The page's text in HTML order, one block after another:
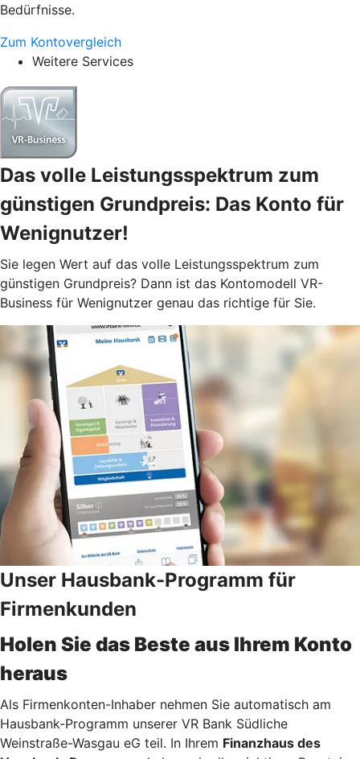
Bedürfnisse.
Zum Kontovergleich
Weitere Services
Das volle Leistungsspektrum zum
günstigen Grundpreis: Das Konto für
Wenignutzer!
Sie legen Wert auf das volle Leistungsspektrum zum
günstigen Grundpreis? Dann ist das Kontomodell VR-
Business für Wenignutzer genau das richtige für Sie.
Unser Hausbank-Programm für
Firmenkunden
Holen Sie das Beste aus Ihrem Konto
heraus
Als Firmenkonten-Inhaber nehmen Sie automatisch am
Hausbank-Programm unserer VR Bank Südliche
Weinstraße-Wasgau eG teil. In Ihrem Finanzhaus des